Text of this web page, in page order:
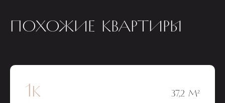
ПОХОЖИЕ КВАРТИРЫ
1к 37,2 М²